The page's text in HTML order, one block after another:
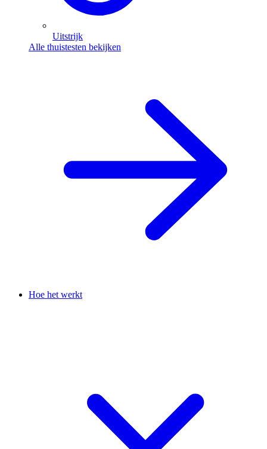
Uitstrijk
Alle thuistesten bekijken
Hoe het werkt